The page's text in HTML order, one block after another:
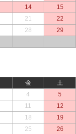
14
15
21
22
28
29
金
土
4
5
11
12
18
19
25 26